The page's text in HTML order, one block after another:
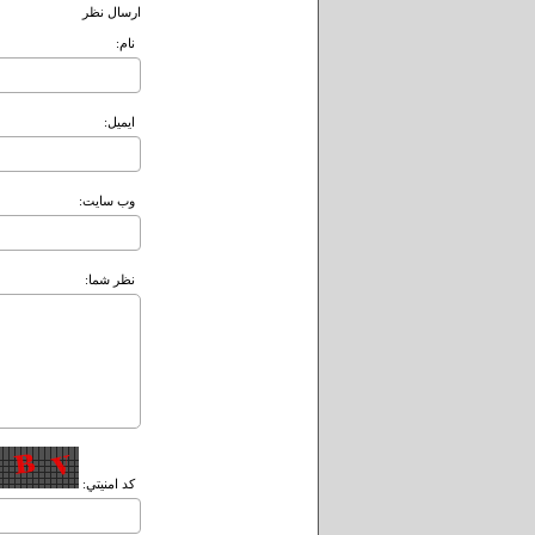
ارسال نظر
نام:
ايميل:
وب سايت:
نظر شما:
کد امنيتي: